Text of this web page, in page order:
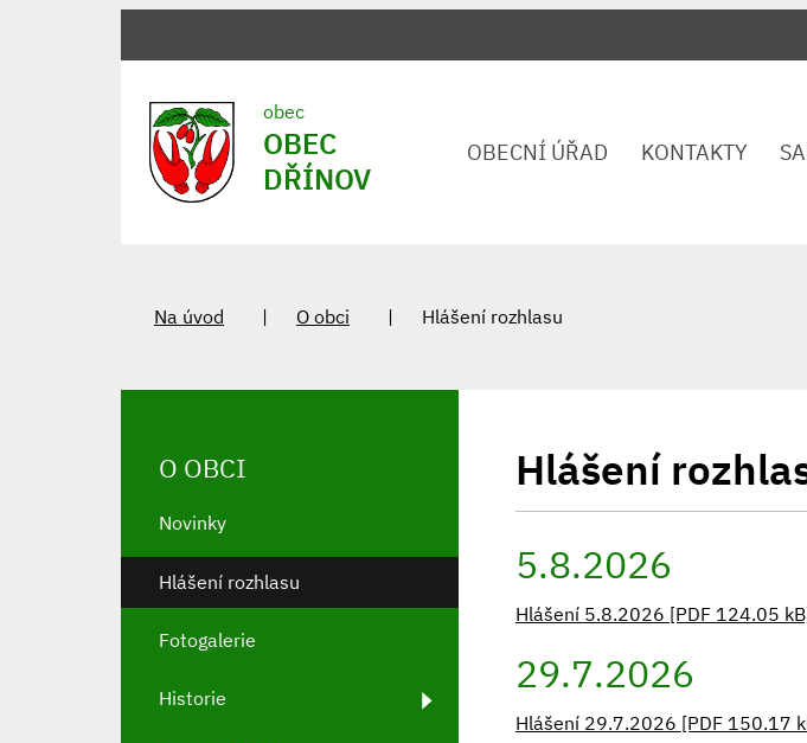
obec
OBEC
DŘÍNOV
OBECNÍ ÚŘAD KONTAKTY
Na úvod O obci Hlášení rozhlasu
Hlášení
5.8.2026
Hlášení 5.8.2026 [PDF 124.05
29.7.2026
Hlášení 29.7.2026 [PDF 150.17
O OBCI
Novinky
Hlášení rozhlasu
Fotogalerie
Historie